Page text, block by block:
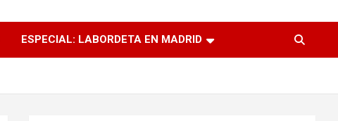
ESPECIAL: LABORDETA EN MADRID